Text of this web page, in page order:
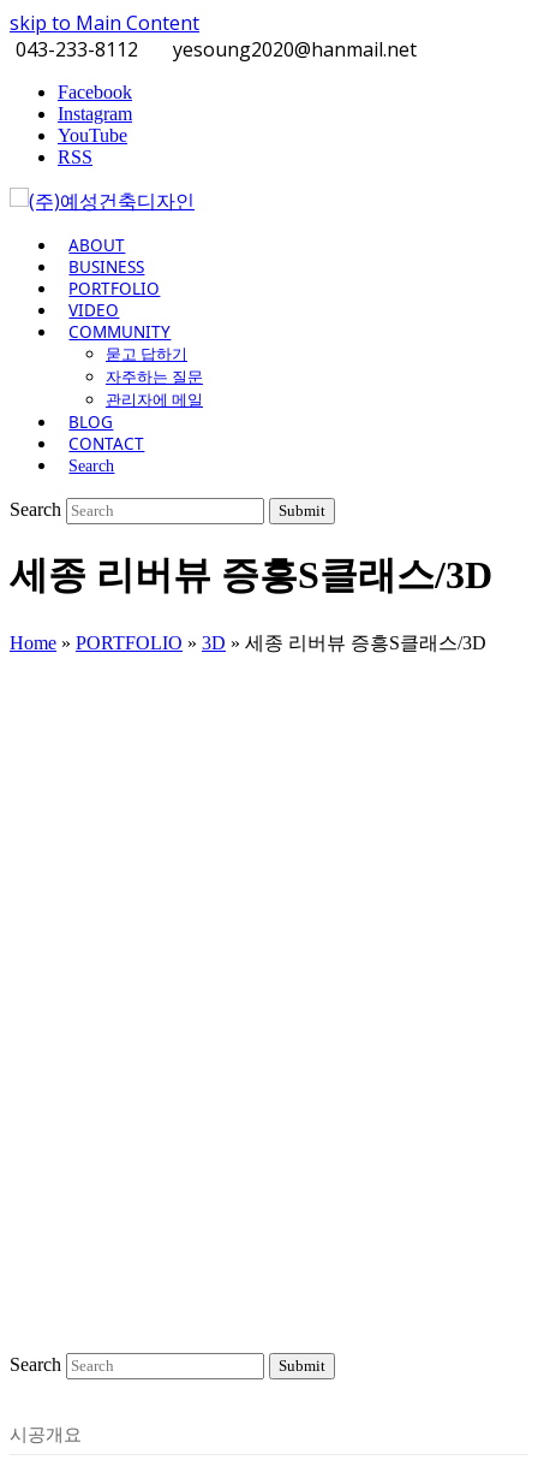
skip to Main Content
043-233-8112
yesoung2020@hanmail.net
Facebook
Instagram
YouTube
RSS
ABOUT
BUSINESS
PORTFOLIO
VIDEO
COMMUNITY
묻고 답하기
자주하는 질문
관리자에 메일
BLOG
CONTACT
Search
Search Submit
세종 리버뷰 증흥S클래스/3D
Home » PORTFOLIO » 3D » 세종 리버뷰 증흥S클래스/3D
Search Submit
시공개요